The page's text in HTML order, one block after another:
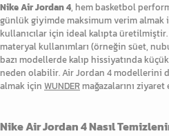
Nike Air Jordan 4, hem basketbol
günlük giyimde maksimum verim almak
kullanıcılar için ideal kalıpta üretilmiştir.
materyal kullanımları (örneğin süet,
bazı modellerde kalıp hissiyatında
neden olabilir. Air Jordan 4 modellerini
almak için WUNDERmağazalarını
Nike Air Jordan 4 Nasıl